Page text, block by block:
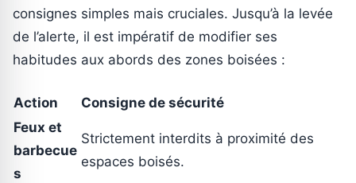
consignes simples mais cruciales. Jusqu’à la levée
de l’alerte, il est impératif de modifier ses
habitudes aux abords des zones boisées :
Action
Consigne de sécurité
Feux et
barbecue
s
Strictement interdits à proximité des
espaces boisés.